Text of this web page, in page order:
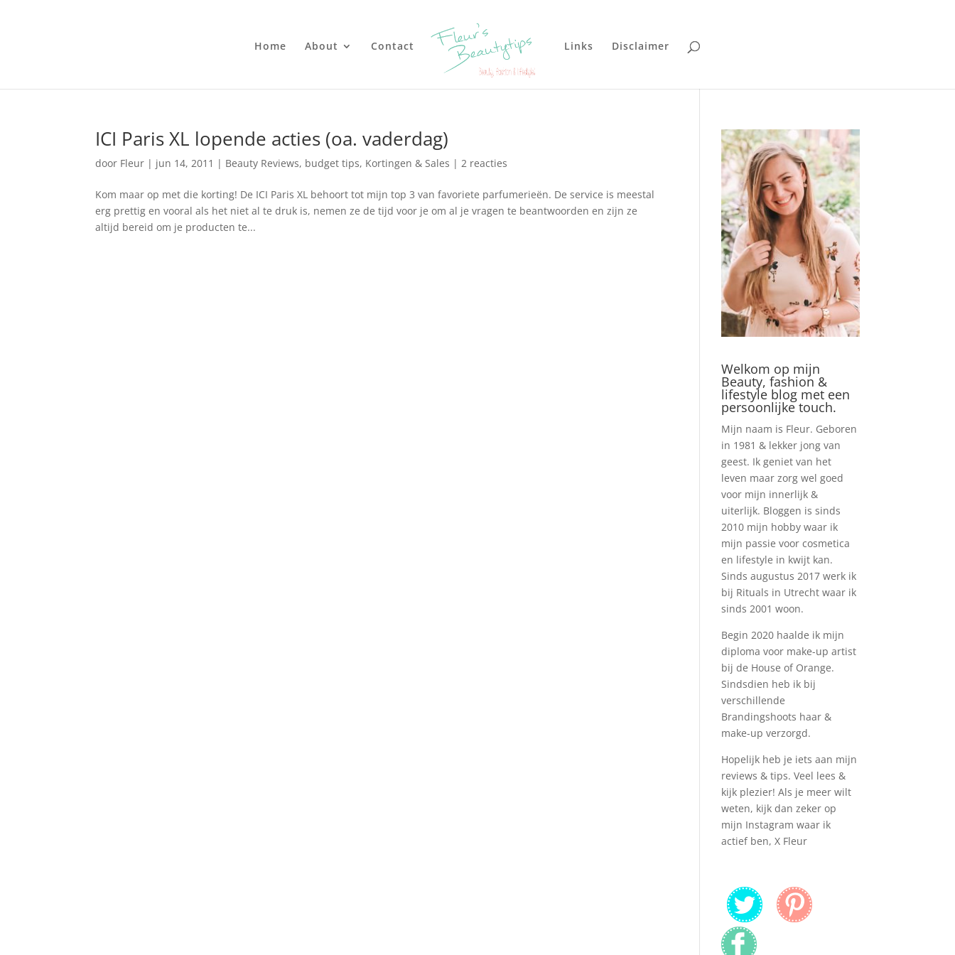
Home About Contact Links Disclaimer
ICI Paris XL lopende acties (oa. vaderdag)
door Fleur | jun 14, 2011 | Beauty Reviews, budget tips, Kortingen & Sales |2 reacties
Kom maar op met die korting! De ICI Paris XL behoort tot mijn top 3 van favoriete parfumerieën. De service is meestal
erg prettig en vooral als het niet al te druk is, nemen ze de tijd voor je om al je vragen te beantwoorden en zijn ze
altijd bereid om je producten te...
Welkom op mijn
Beauty, fashion &
lifestyle blog met een
persoonlijke touch.
Mijn naam is Fleur. Geboren
in 1981 & lekker jong van
geest. Ik geniet van het
leven maar zorg wel goed
voor mijn innerlijk &
uiterlijk. Bloggen is sinds
2010 mijn hobby waar ik
mijn passie voor cosmetica
en lifestyle in kwijt kan.
Sinds augustus 2017 werk ik
bij Rituals in Utrecht waar ik
sinds 2001 woon.
Begin 2020 haalde ik mijn
diploma voor make-up artist
bij de House of Orange.
Sindsdien heb ik bij
verschillende
Brandingshoots haar &
make-up verzorgd.
Hopelijk heb je iets aan mijn
reviews & tips. Veel lees &
kijk plezier! Als je meer wilt
weten, kijk dan zeker op
mijn Instagram waar ik
actief ben, X Fleur